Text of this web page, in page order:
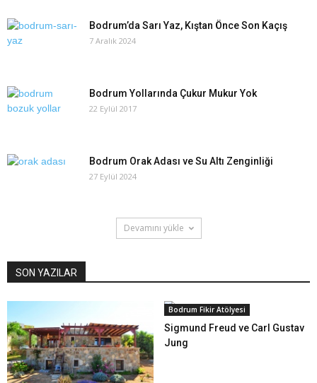
Bodrum’da Sarı Yaz, Kıştan Önce Son Kaçış
7 Aralık 2024
Bodrum Yollarında Çukur Mukur Yok
22 Eylül 2017
Bodrum Orak Adası ve Su Altı Zenginliği
27 Eylül 2024
Devamını yükle
SON YAZILAR
Bodrum Fikir Atölyesi
Sigmund Freud ve Carl Gustav
Jung